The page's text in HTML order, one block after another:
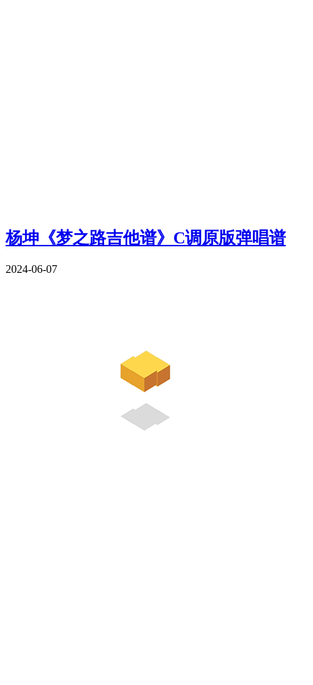
杨坤《梦之路吉他谱》C调原版弹唱谱
2024-06-07